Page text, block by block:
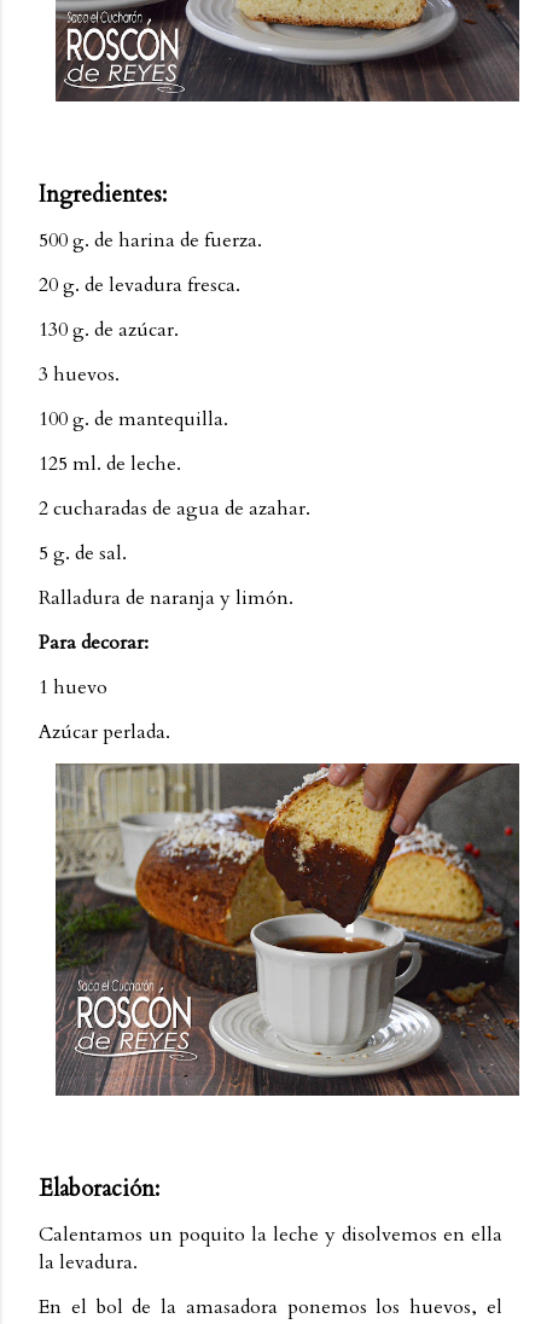
Ingredientes:
500 g. de harina de fuerza.
20 g. de levadura fresca.
130 g. de azúcar.
3 huevos.
100 g. de mantequilla.
125 ml. de leche.
2 cucharadas de agua de azahar.
5 g. de sal.
Ralladura de naranja y limón.
Para decorar:
1 huevo
Azúcar perlada.
Elaboración:
Calentamos un poquito la leche y disolvemos en ella
la levadura.
En el bol de la amasadora ponemos los huevos, el